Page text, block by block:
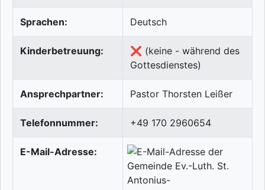
Sprachen: Deutsch
Kinderbetreuung:
❌ (keine - während des
Gottesdienstes)
Ansprechpartner: Pastor Thorsten Leißer
Telefonnummer: +49 170 2960654
E-Mail-Adresse: